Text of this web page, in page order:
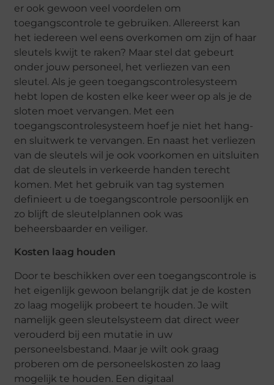
er ook gewoon veel voordelen om
toegangscontrole te gebruiken. Allereerst kan
het iedereen wel eens overkomen om zijn of haar
sleutels kwijt te raken? Maar stel dat gebeurt
onder jouw personeel, het verliezen van een
sleutel. Als je geen toegangscontrolesysteem
hebt lopen de kosten elke keer weer op als je de
sloten moet vervangen. Met een
toegangscontrolesysteem hoef je niet het hang-
en sluitwerk te vervangen. En naast het verliezen
van de sleutels wil je ook voorkomen en uitsluiten
dat de sleutels in verkeerde handen terecht
komen. Met het gebruik van tag systemen
definieert u de toegangscontrole persoonlijk en
zo blijft de sleutelplannen ook was
beheersbaarder en veiliger.
Kosten laag houden
Door te beschikken over een toegangscontrole is
het eigenlijk gewoon belangrijk dat je de kosten
zo laag mogelijk probeert te houden. Je wilt
namelijk geen sleutelsysteem dat direct weer
verouderd bij een mutatie in uw
personeelsbestand. Maar je wilt ook graag
proberen om de personeelskosten zo laag
mogelijk te houden. Een digitaal